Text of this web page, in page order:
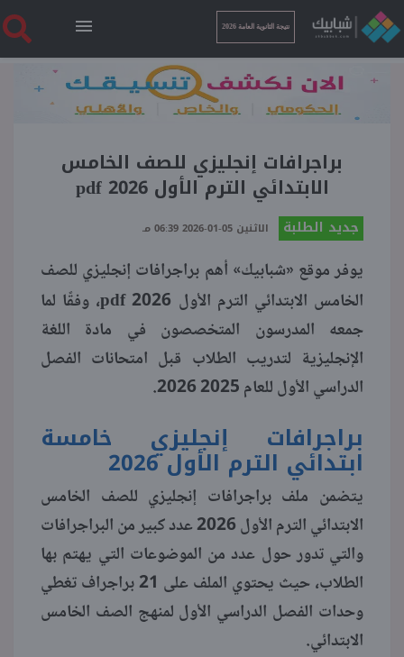
نتيجة الثانوية العامة 2026
الرئيسية
نتيجة الثانوية العامة 2026
فنجان قهوة
بوابة الطلبة
ملفات
منوعات
براجرافات إنجليزي للصف الخامس
الابتدائي الترم الأول 2026 pdf
جديد الطلبة الاثنين 05-01-2026 06:39 مـ
يوفر موقع «شبابيك» أهم براجرافات إنجليزي للصف
الخامس الابتدائي الترم الأول 2026
pdf، وفقًا لما
جمعه المدرسون المتخصصون في مادة اللغة
الإنجليزية لتدريب الطلاب قبل امتحانات الفصل
الدراسي الأول للعام 2025 2026.
براجرافات إنجليزي خامسة
ابتدائي الترم الأول 2026
يتضمن ملف براجرافات إنجليزي للصف الخامس
الابتدائي الترم الأول 2026 عدد كبير من البراجرافات
والتي تدور حول عدد من الموضوعات التي يهتم بها
الطلاب، حيث يحتوي الملف على 21 براجراف تغطي
وحدات الفصل الدراسي الأول لمنهج الصف الخامس
الابتدائي.